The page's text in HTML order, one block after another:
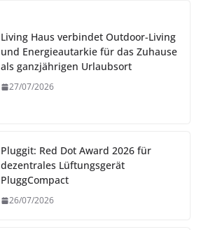
Living Haus verbindet Outdoor-Living
und Energieautarkie für das Zuhause
als ganzjährigen Urlaubsort
27/07/2026
Pluggit: Red Dot Award 2026 für
dezentrales Lüftungsgerät
PluggCompact
26/07/2026